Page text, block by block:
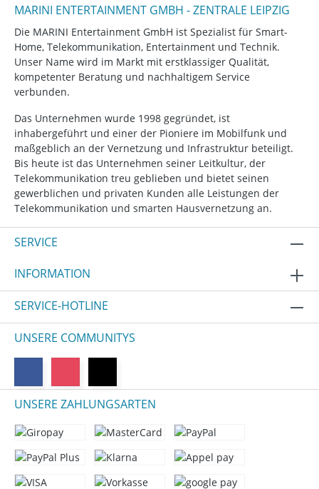
MARINI ENTERTAINMENT GMBH - ZENTRALE LEIPZIG
Die MARINI Entertainment GmbH ist Spezialist für Smart-
Home, Telekommunikation, Entertainment und Technik.
Unser Name wird im Markt mit erstklassiger Qualität,
kompetenter Beratung und nachhaltigem Service
verbunden.
Das Unternehmen wurde 1998 gegründet, ist
inhabergeführt und einer der Pioniere im Mobilfunk und
maßgeblich an der Vernetzung und Infrastruktur beteiligt.
Bis heute ist das Unternehmen seiner Leitkultur, der
Telekommunikation treu geblieben und bietet seinen
gewerblichen und privaten Kunden alle Leistungen der
Telekommunikation und smarten Hausvernetzung an.
SERVICE
INFORMATION
SERVICE-HOTLINE
UNSERE COMMUNITYS
UNSERE ZAHLUNGSARTEN